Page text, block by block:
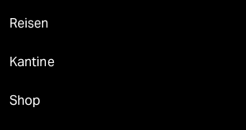
Reisen
Kantine
Shop